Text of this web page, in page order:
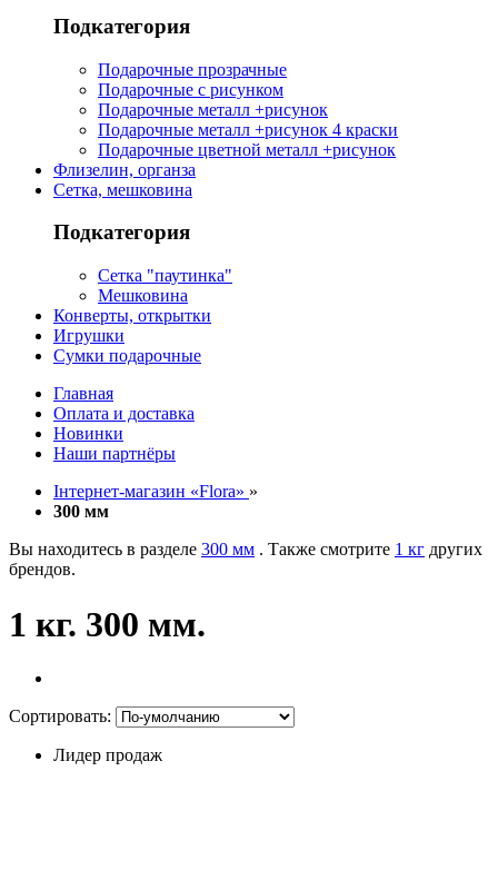
Подкатегория
Подарочные прозрачные
Подарочные с рисунком
Подарочные металл +рисунок
Подарочные металл +рисунок 4 краски
Подарочные цветной металл +рисунок
Флизелин, органза
Сетка, мешковина
Подкатегория
Сетка "паутинка"
Мешковина
Конверты, открытки
Игрушки
Сумки подарочные
Главная
Оплата и доставка
Новинки
Наши партнёры
Інтернет-магазин «Flora» »
300 мм
Вы находитесь в разделе 300 мм . Также смотрите 1 кг других
брендов.
1 кг. 300 мм.
Сортировать:
Лидер продаж